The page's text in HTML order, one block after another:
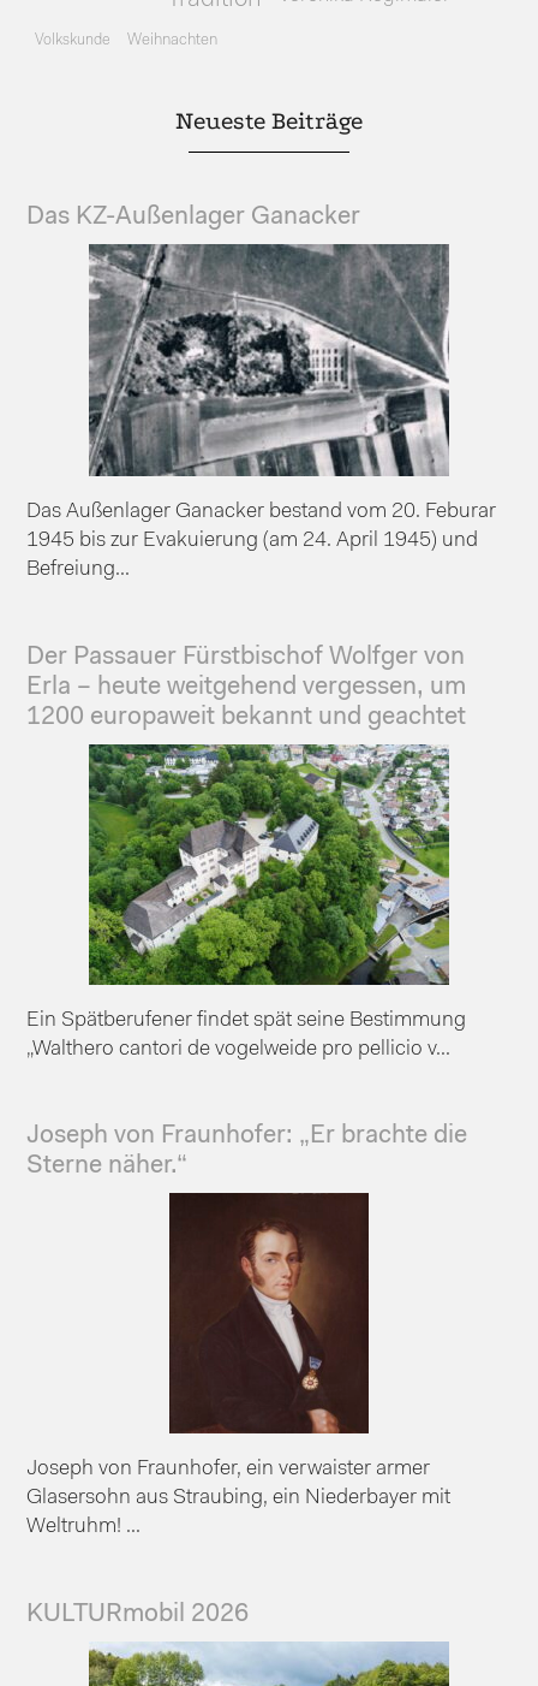
Volkskunde Weihnachten
Neueste Beiträge
Das KZ-Außenlager Ganacker
Das Außenlager Ganacker bestand vom 20. Feburar
1945 bis zur Evakuierung (am 24. April 1945) und
Befreiung...
Der Passauer Fürstbischof Wolfger von
Erla – heute weitgehend vergessen, um
1200 europaweit bekannt und geachtet
Ein Spätberufener findet spät seine Bestimmung
„Walthero cantori de vogelweide pro pellicio v...
Joseph von Fraunhofer: „Er brachte die
Sterne näher.“
Joseph von Fraunhofer, ein verwaister armer
Glasersohn aus Straubing, ein Niederbayer mit
Weltruhm! ...
KULTURmobil 2026